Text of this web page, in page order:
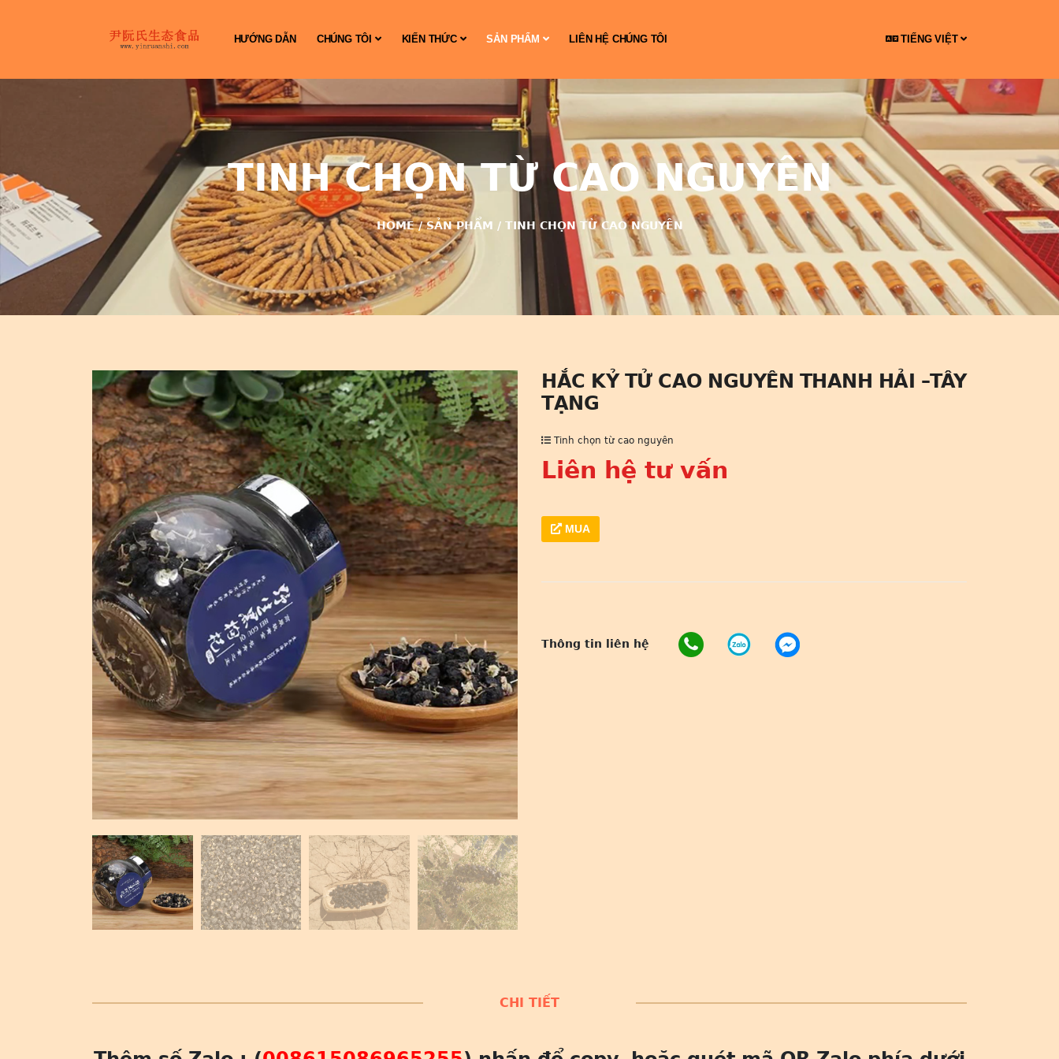
HƯỚNG DẪN CHÚNG TÔI KIẾN THỨC SẢN PHẨM LIÊN HỆ CHÚNG TÔI TIẾNG VIỆT
TINH CHỌN TỪ CAO NGUYÊN
HOME/SẢN PHẨM / TINH CHỌN TỪ CAO NGUYÊN
HẮC KỶ TỬ CAO NGUYÊN THANH HẢI –TÂY
TẠNG
Tinh chọn từ cao nguyên
Liên hệ tư vấn
MUA
Thông tin liên hệ
CHI TIẾT